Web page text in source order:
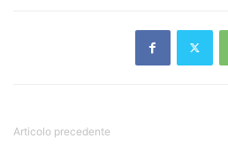
Articolo precedente